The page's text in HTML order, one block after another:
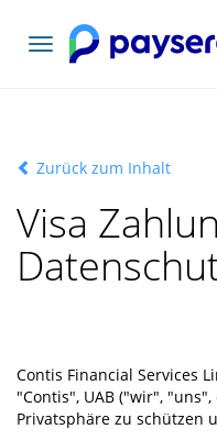
Toggle
navigation
Zurück zum Inhalt
Visa
Contis Financial Services
"Contis", UAB ("wir",
Privatsphäre zu schützen